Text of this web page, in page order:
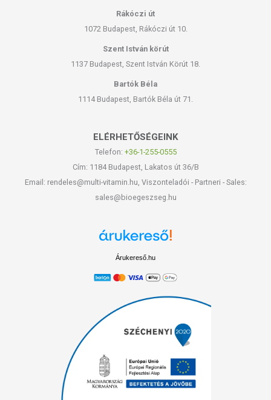
Rákóczi út
1072 Budapest, Rákóczi út 10.
Szent István körút
1137 Budapest, Szent István Körút 18.
Bartók Béla
1114 Budapest, Bartók Béla út 71.
ELÉRHETŐSÉGEINK
Telefon: +36-1-255-0555
Cím: 1184 Budapest, Lakatos út 36/B
Email: rendeles@multi-vitamin.hu, Viszonteladói - Partneri - Sales:
sales@bioegeszseg.hu
Árukereső.hu